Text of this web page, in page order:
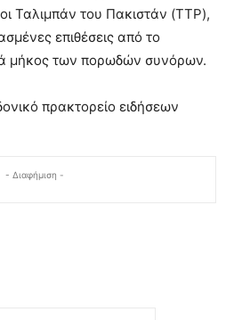
Ταλιμπάν του Πακιστάν (TTP),
επιθέσεις από το
μήκος των πορωδών συνόρων.
πρακτορείο ειδήσεων
- Διαφήμιση -